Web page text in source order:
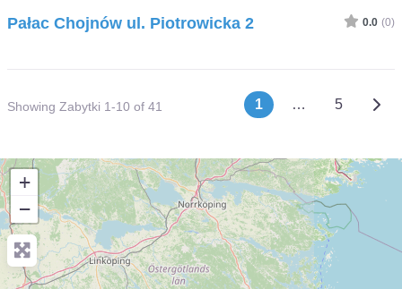
Pałac Chojnów ul. Piotrowicka 2 0.0 (0)
Showing Zabytki 1-10 of 41 Posts
1 … 5
+
−